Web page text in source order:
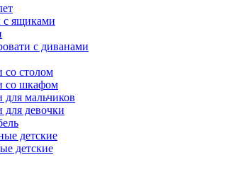
с ящиками
с диванами
со столом
со шкафом
для мальчиков
для девочки
детские
детские